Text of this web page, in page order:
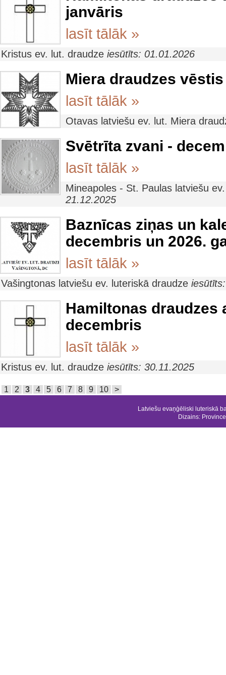
janvāris
lasīt tālāk »
Kristus ev. lut. draudze iesūtīts: 01.01.2026
Miera draudzes
lasīt tālāk »
Otavas latviešu ev. lut. Miera
Svētrīta zvani -
lasīt tālāk »
Mineapoles - St. Paulas latviešu
21.12.2025
Baznīcas ziņas un
decembris un 2026.
lasīt tālāk »
Vašingtonas latviešu ev. luteriskā draudze
Hamiltonas draudzes
decembris
lasīt tālāk »
Kristus ev. lut. draudze iesūtīts: 30.11.2025
1 2 3 4 5 6 7 8 9 10 >
Latviešu evaņģēliski luteriskā
Dizains: